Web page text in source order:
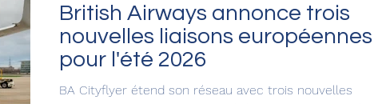
British Airways annonce trois
nouvelles liaisons européennes
pour l'été 2026
BA Cityflyer étend son réseau avec trois nouvelles